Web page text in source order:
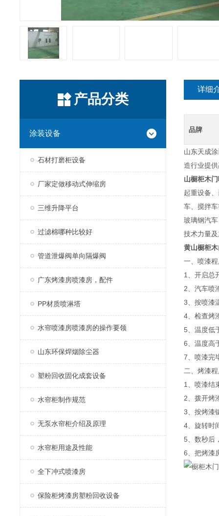
产品分类
涂装设备
石材打磨柜设备
厂家定做移动式伸缩房
三维升降平台
过滤棉哪种比较好
管道泄爆阀单向隔爆阀
广东烤漆房喷漆房，配件
PP材质喷淋塔
水帘喷漆房喷漆房的操作要领
山东环保焊烟除尘器
塑粉回收固化成套设备
水帘柜制作规范
无泵水帘柜介绍及原理
水帘柜用途及性能
全下冲式喷漆房
保险柜烤漆房塑粉回收设备
详细
品牌
山东天成
造行业提
山橱柜木
起重设备
车、搅拌
玻璃钢汽
技术力量
黄山橱柜
一、喷漆
1、开启总
2、汽车喷
3、按喷漆
4、检查烤
5、温度低
6、温度高
7、喷漆完
二、烤漆
1、喷漆结
2、拨开烤
3、按烤漆
4、旋转时
5、数秒后
6、把烤漆